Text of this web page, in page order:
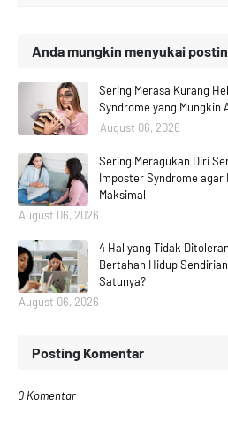
Anda mungkin menyukai
Sering Merasa Kurang
Syndrome yang Mungkin
August 06, 2026
Sering Meragukan Diri
Imposter Syndrome agar
Maksimal
August 06, 2026
4 Hal yang Tidak
Bertahan Hidup
Satunya?
August 06, 2026
Posting Komentar
0 Komentar